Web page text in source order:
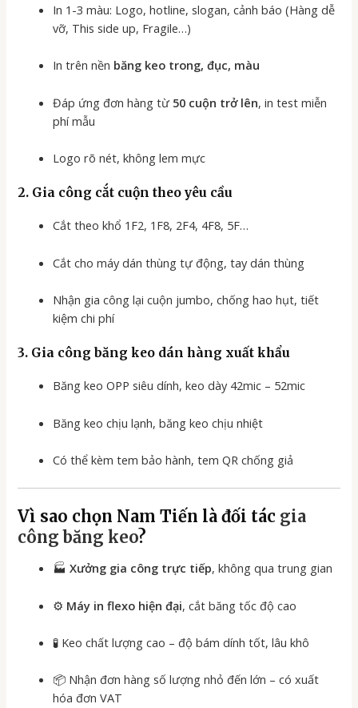
In 1-3 màu: Logo, hotline, slogan, cảnh báo (Hàng dễ
vỡ, This side up, Fragile…)
In trên nền băng keo trong, đục, màu
Đáp ứng đơn hàng từ 50 cuộn trở lên, in test miễn
phí mẫu
Logo rõ nét, không lem mực
2. Gia công cắt cuộn theo yêu cầu
Cắt theo khổ 1F2, 1F8, 2F4, 4F8, 5F…
Cắt cho máy dán thùng tự động, tay dán thùng
Nhận gia công lại cuộn jumbo, chống hao hụt, tiết
kiệm chi phí
3. Gia công băng keo dán hàng xuất khẩu
Băng keo OPP siêu dính, keo dày 42mic – 52mic
Băng keo chịu lạnh, băng keo chịu nhiệt
Có thể kèm tem bảo hành, tem QR chống giả
Vì sao chọn Nam Tiến là đối tác gia
công băng keo?
🏭Xưởng gia công trực tiếp, không qua trung gian
⚙️ Máy in flexo hiện đại, cắt băng tốc độ cao
🧪 Keo chất lượng cao – độ bám dính tốt, lâu khô
📦 Nhận đơn hàng số lượng nhỏ đến lớn – có xuất
hóa đơn VAT